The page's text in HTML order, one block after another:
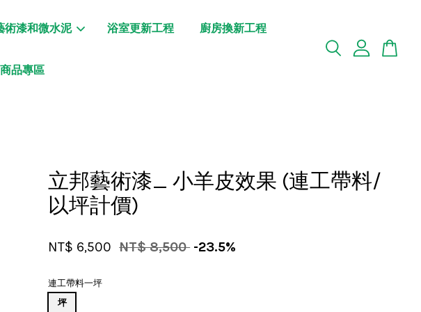
術漆和微水泥 浴室更新工程 廚房換新工程
品專區
立邦藝術漆_ 小羊皮效果 (連工帶料/
以坪計價)
NT$ 6,500 NT$ 8,500 -23.5%
連工帶料一坪
坪